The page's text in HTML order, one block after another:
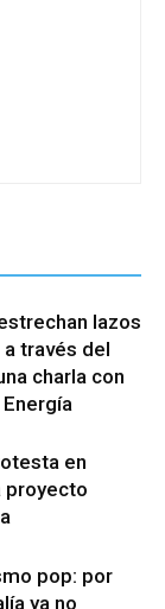
lazos
través del
charla con
en
proyecto
pop: por
ya no